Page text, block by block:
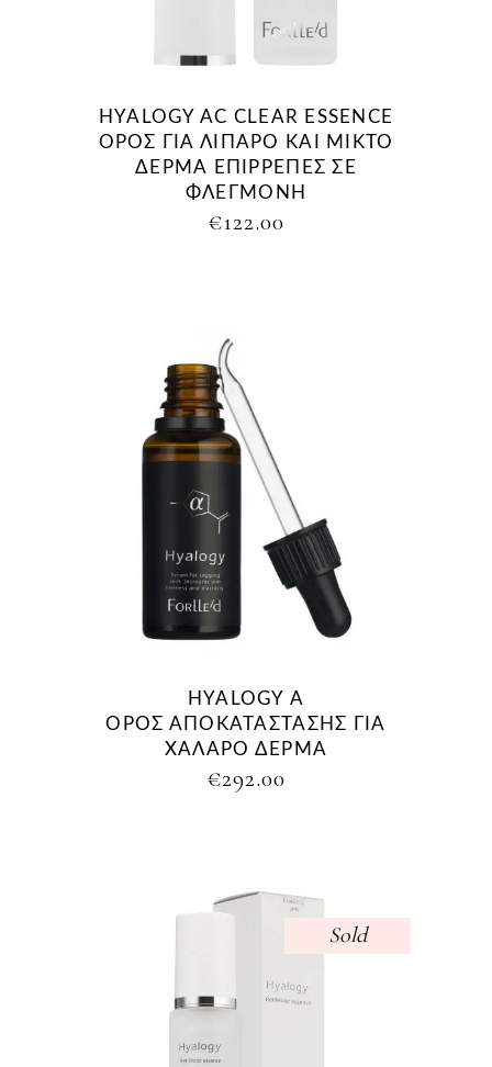
HYALOGY AC CLEAR ESSENCE
ΟΡΟΣ ΓΙΑ ΛΙΠΑΡΟ ΚΑΙ ΜΙΚΤΟ
ΔΕΡΜΑ ΕΠΙΡΡΕΠΕΣ ΣΕ
ΦΛΕΓΜΟΝΗ
€122.00
HYALOGY Α
ΟΡΟΣ ΑΠΟΚΑΤΑΣΤΑΣΗΣ ΓΙΑ
ΧΑΛΑΡΟ ΔΕΡΜΑ
€292.00
Sold